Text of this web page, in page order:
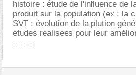
histoire : étude de l'influence de
produit sur la population (ex : la
SVT : évolution de la plution
études réalisées pour leur
.........